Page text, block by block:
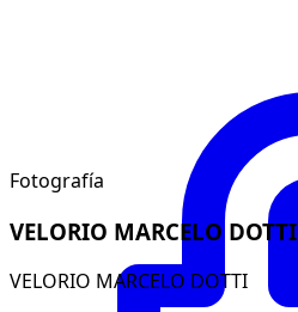
Fotografía
VELORIO MARCELO DOTTI
VELORIO MARCELO DOTTI